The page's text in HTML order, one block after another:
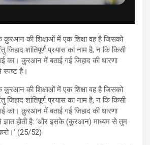
क़ुरआन की शिक्षाओं में एक शिक्षा वह है जिसको
जिहाद शांतिपूर्ण प्रयास का नाम है, न कि किसी
का। क़ुरआन में बताई गई जिहाद की धारणा
है।
क़ुरआन की शिक्षाओं में एक शिक्षा वह है जिसको
जिहाद शांतिपूर्ण प्रयास का नाम है, न कि किसी
का। क़ुरआन में बताई गई जिहाद की धारणा
होती है: ‘और इसके (क़ुरआन) माध्यम से तुम
(25/52)